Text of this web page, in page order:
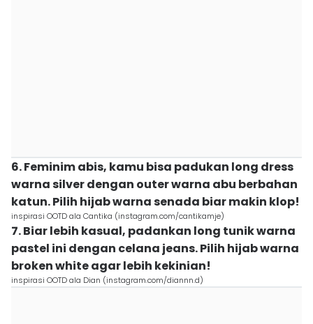
6. Feminim abis, kamu bisa padukan long dress
warna silver dengan outer warna abu berbahan
katun. Pilih hijab warna senada biar makin klop!
inspirasi OOTD ala Cantika (instagram.com/cantikamje)
7. Biar lebih kasual, padankan long tunik warna
pastel ini dengan celana jeans. Pilih hijab warna
broken white agar lebih kekinian!
inspirasi OOTD ala Dian (instagram.com/diannn.d)